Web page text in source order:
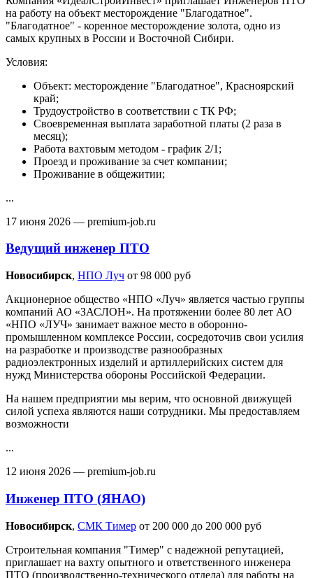
на работу на объект месторождение "Благодатное".
"Благодатное" - коренное месторождение золота, одно из
самых крупных в России и Восточной Сибири.
Условия:
Объект: месторождение "Благодатное", Красноярский
край;
Трудоустройство в соответствии с ТК РФ;
Своевременная выплата заработной платы (2 раза в
месяц);
Работа вахтовым методом - график 2/1;
Проезд и проживание за счет компании;
Проживание в общежитии;
...
17 июня 2026 — premium-job.ru
Ведущий инженер ПТО
Новосибирск‎, НПО Луч от 98 000 руб
Акционерное общество «НПО «Луч» является частью группы
компаний АО «ЗАСЛОН». На протяжении более 80 лет АО
«НПО «ЛУЧ» занимает важное место в оборонно-
промышленном комплексе России, сосредоточив свои усилия
на разработке и производстве разнообразных
радиоэлектронных изделий и артиллерийских систем для
нужд Министерства обороны Российской Федерации.
На нашем предприятии мы верим, что основной движущей
силой успеха являются наши сотрудники. Мы предоставляем
возможности
...
12 июня 2026 — premium-job.ru
Инженер ПТО (ЯНАО)
Новосибирск‎, СМК Тимер от 200 000 до 200 000 руб
Строительная компания "Тимер" с надежной репутацией,
приглашает на вахту опытного и ответственного инженера
ПТО (производственно-технического отдела) для работы на